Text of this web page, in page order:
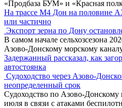
«Продбаза БУМ» и «Красная
На трассе М4 Дон на половине
или частично
Экспорт зерна по Дону
В самом начале сельхозсезона
Азово-Донскому морскому
Задержанный рассказал, как
автостоянка
Судоходство через Азово-
неопределенный срок
Судоходство по Азово-Донскому
июля в связи с атаками